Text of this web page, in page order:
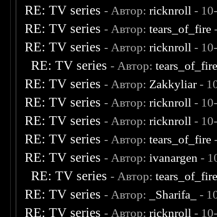
RE: TV series - Автор:ricknroll -
RE: TV series - Автор:tears_of_fire
RE: TV series - Автор:ricknroll -
RE: TV series - Автор:
RE: TV series - Автор: Zakkyliar-
RE: TV series - Автор:ricknroll -
RE: TV series - Автор:ricknroll -
RE: TV series - Автор:tears_of_fire
RE: TV series - Автор: ivanargen -
RE: TV series - Автор:
RE: TV series - Автор: _Sharifa_ -
RE: TV series - Автор:ricknroll -